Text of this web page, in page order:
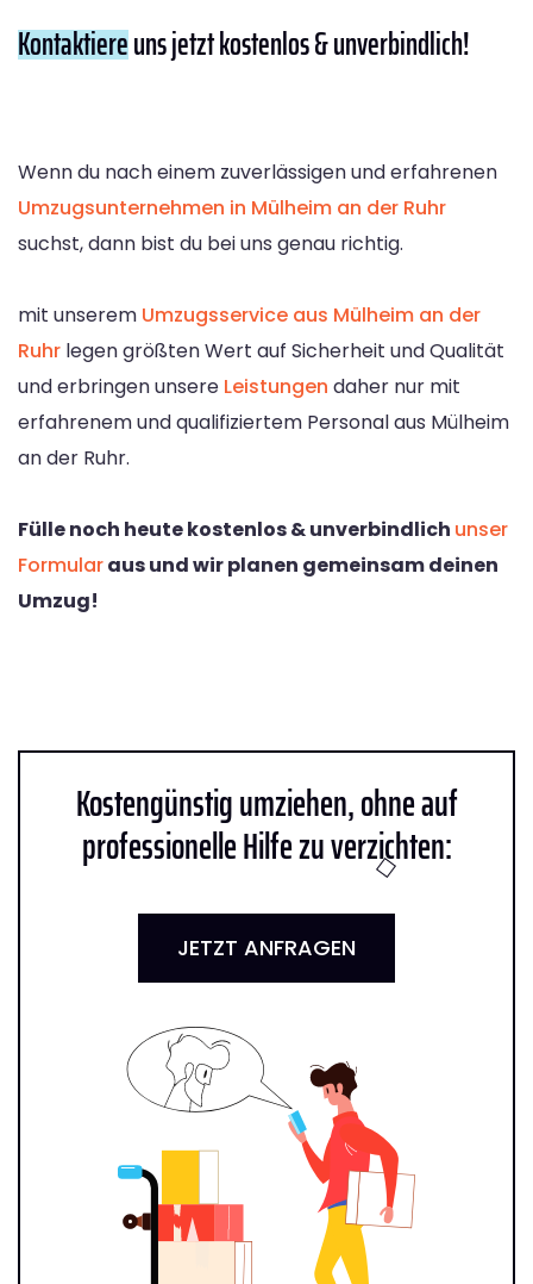
Kontaktiereuns jetzt kostenlos & unverbindlich!
Wenn du nach einem zuverlässigen und erfahrenen
Umzugsunternehmen in Mülheim an der Ruhr
suchst, dann bist du bei uns genau richtig.
mit unserem Umzugsservice aus Mülheim an der
Ruhr legen größten Wert auf Sicherheit und Qualität
und erbringen unsere Leistungen daher nur mit
erfahrenem und qualifiziertem Personal aus Mülheim
an der Ruhr.
Fülle noch heute kostenlos & unverbindlich unser
Formularaus und wir planen gemeinsam deinen
Umzug!
Kostengünstig umziehen, ohne auf
professionelle Hilfe zu verzichten:
JETZT ANFRAGEN